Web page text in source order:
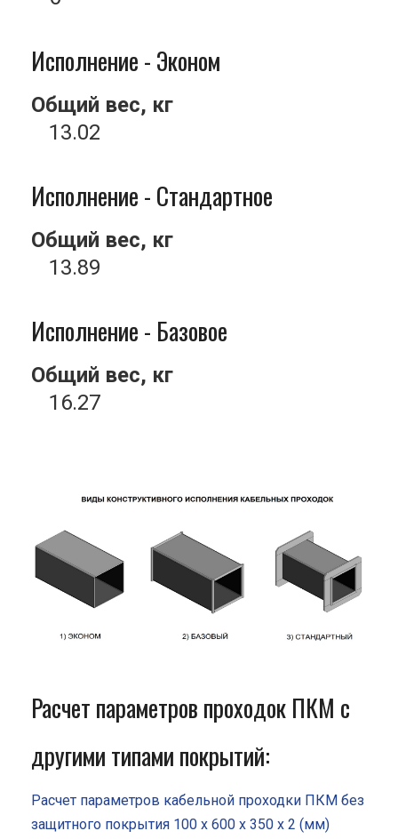
Исполнение - Эконом
Общий вес, кг
13.02
Исполнение - Стандартное
Общий вес, кг
13.89
Исполнение - Базовое
Общий вес, кг
16.27
Расчет параметров проходок ПКМ с
другими типами покрытий:
Расчет параметров кабельной проходки ПКМ без
защитного покрытия 100 x 600 x 350 x 2 (мм)